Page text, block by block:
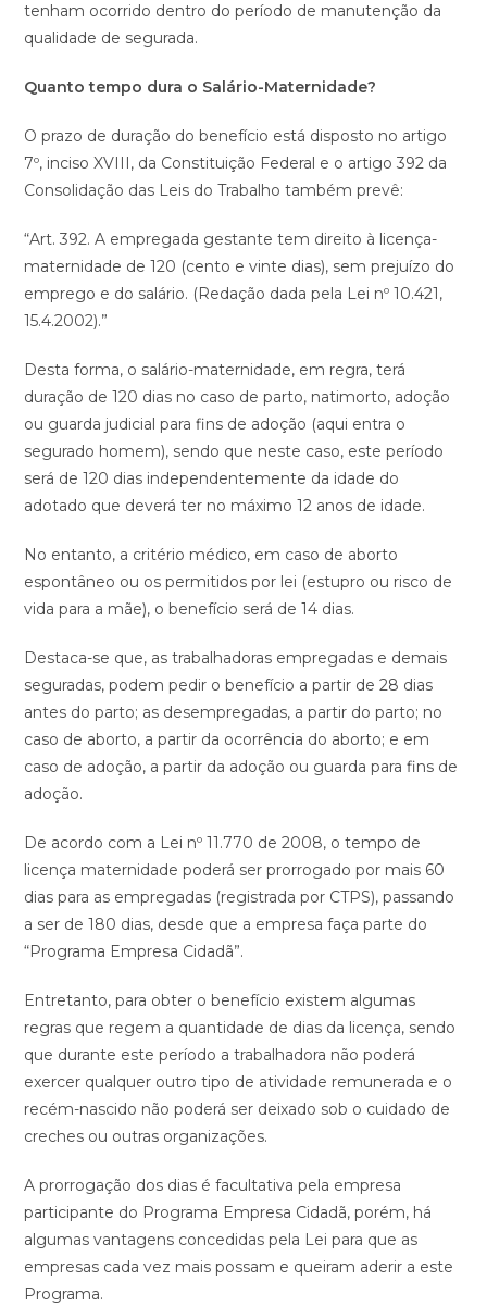
tenham ocorrido dentro do período de manutenção da
qualidade de segurada.
Quanto tempo dura o Salário-Maternidade?
O prazo de duração do benefício está disposto no artigo
7º, inciso XVIII, da Constituição Federal e o artigo 392 da
Consolidação das Leis do Trabalho também prevê:
“Art. 392. A empregada gestante tem direito à licença-
maternidade de 120 (cento e vinte dias), sem prejuízo do
emprego e do salário. (Redação dada pela Lei nº 10.421,
15.4.2002).”
Desta forma, o salário-maternidade, em regra, terá
duração de 120 dias no caso de parto, natimorto, adoção
ou guarda judicial para fins de adoção (aqui entra o
segurado homem), sendo que neste caso, este período
será de 120 dias independentemente da idade do
adotado que deverá ter no máximo 12 anos de idade.
No entanto, a critério médico, em caso de aborto
espontâneo ou os permitidos por lei (estupro ou risco de
vida para a mãe), o benefício será de 14 dias.
Destaca-se que, as trabalhadoras empregadas e demais
seguradas, podem pedir o benefício a partir de 28 dias
antes do parto; as desempregadas, a partir do parto; no
caso de aborto, a partir da ocorrência do aborto; e em
caso de adoção, a partir da adoção ou guarda para fins de
adoção.
De acordo com a Lei nº 11.770 de 2008, o tempo de
licença maternidade poderá ser prorrogado por mais 60
dias para as empregadas (registrada por CTPS), passando
a ser de 180 dias, desde que a empresa faça parte do
“Programa Empresa Cidadã”.
Entretanto, para obter o benefício existem algumas
regras que regem a quantidade de dias da licença, sendo
que durante este período a trabalhadora não poderá
exercer qualquer outro tipo de atividade remunerada e o
recém-nascido não poderá ser deixado sob o cuidado de
creches ou outras organizações.
A prorrogação dos dias é facultativa pela empresa
participante do Programa Empresa Cidadã, porém, há
algumas vantagens concedidas pela Lei para que as
empresas cada vez mais possam e queiram aderir a este
Programa.